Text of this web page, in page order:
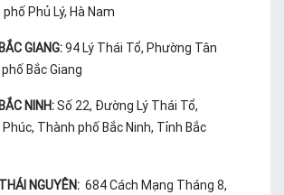
Phủ Lý, Hà Nam
GIANG:94 Lý Thái Tổ, Phường Tân
Bắc Giang
NINH:Số 22, Đường Lý Thái Tổ,
Thành phố Bắc Ninh, Tỉnh Bắc
NGUYÊN: 684 Cách Mạng Tháng 8,